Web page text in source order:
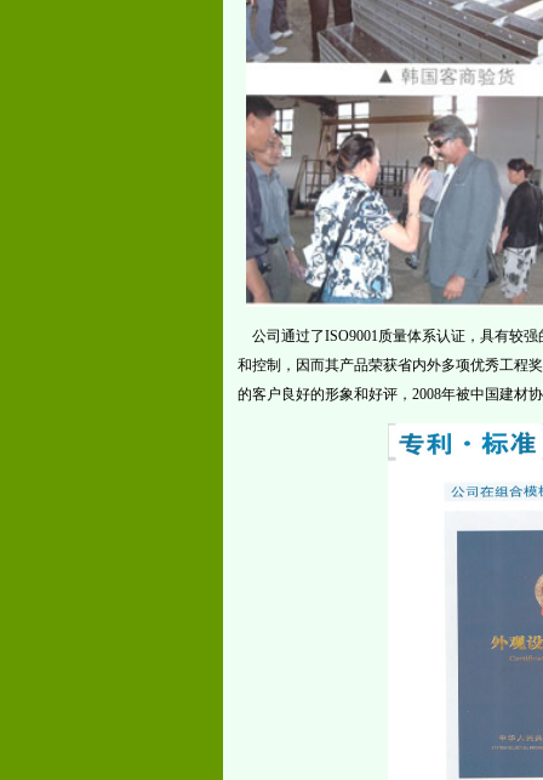
公司通过了ISO9001质量体系认证，具有较
和控制，因而其产品荣获省内外多项优秀工程
的客户良好的形象和好评，2008年被中国建材